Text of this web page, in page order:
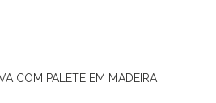
COM PALETE EM MADEIRA